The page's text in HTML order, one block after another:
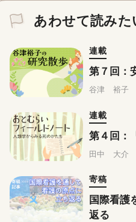
あわせて読みた
連載
第７回：
谷津 裕子
連載
第４回：
田中 大介
寄稿
国際看護
返る